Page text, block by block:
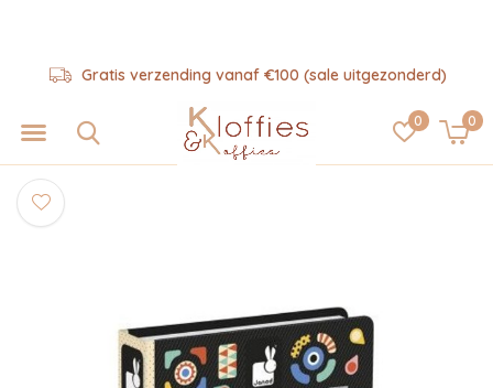
0 0
Gratis verzending vanaf €100 (sale uitgezonderd)